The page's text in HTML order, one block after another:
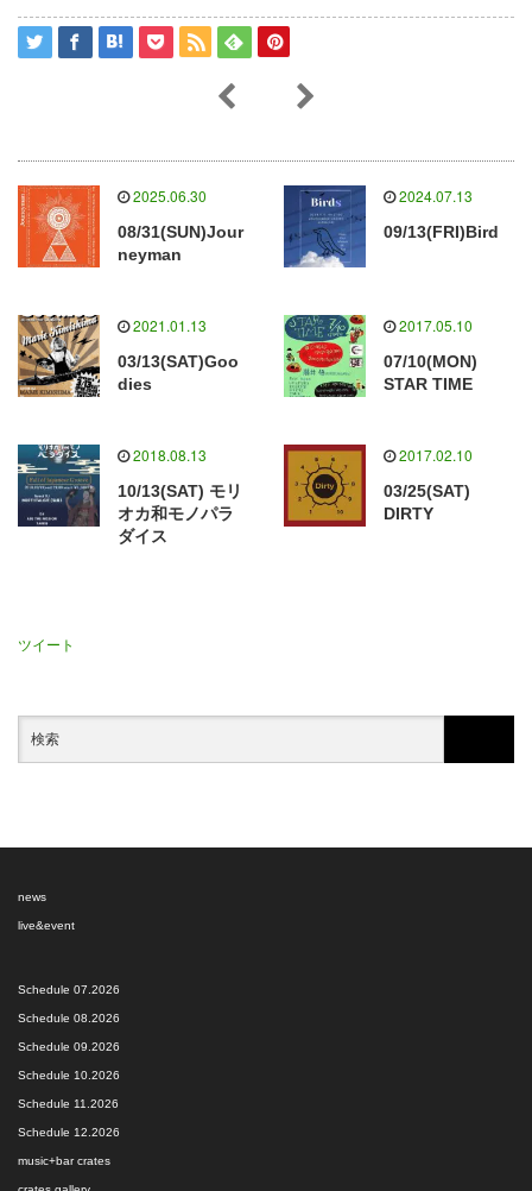
2025.06.30
08/31(SUN)Jour
neyman
2024.07.13
09/13(FRI)Bird
2021.01.13
03/13(SAT)Goo
dies
2017.05.10
07/10(MON)
STAR TIME
2018.08.13
10/13(SAT) モリ
オカ和モノパラ
ダイス
2017.02.10
03/25(SAT)
DIRTY
ツイート
news
live&event
Schedule 07.2026
Schedule 08.2026
Schedule 09.2026
Schedule 10.2026
Schedule 11.2026
Schedule 12.2026
music+bar crates